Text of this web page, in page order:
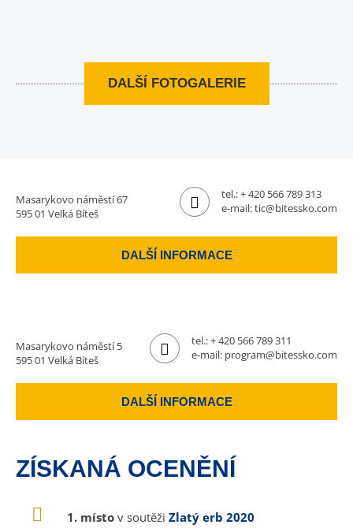
DALŠÍ FOTOGALERIE
Masarykovo náměstí 67
595 01 Velká Bíteš
tel.:+ 420 566 789 313
e-mail:tic@bitessko.com
DALŠÍ INFORMACE
Masarykovo náměstí 5
595 01 Velká Bíteš
tel.:+ 420 566 789 311
e-mail: program@bitessko.com
DALŠÍ INFORMACE
ZÍSKANÁ OCENĚNÍ
1. místo v soutěži Zlatý erb 2020